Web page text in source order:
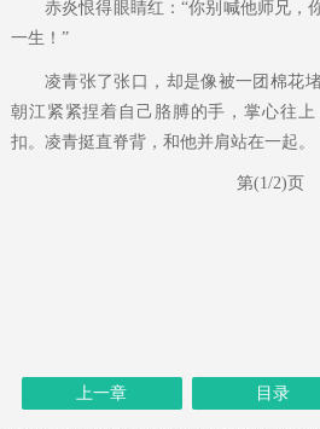
赤炎恨得眼睛红：“你别喊他师兄，
一生！”
凌青张了张口，却是像被一团棉花
朝江紧紧捏着自己胳膊的手，掌心往
扣。凌青挺直脊背，和他并肩站在一起。
第(1/2)页
上一章 目录